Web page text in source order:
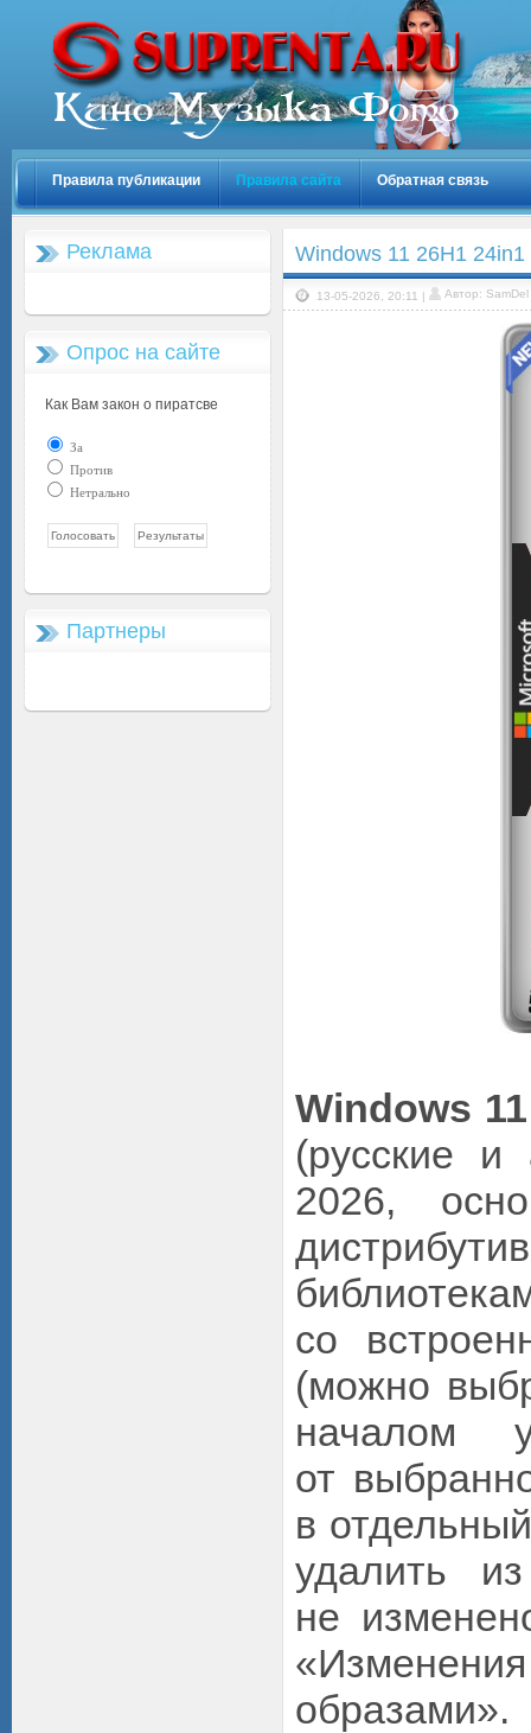
Правила публикации Правила сайта Обратная связь
Реклама
Опрос на сайте
Как Вам закон о пиратсве
За
Против
Нетрально
Партнеры
Windows 11 26H1
13-05-2026, 20:11 | Автор: SamDel
Windows
(русские и
2026,
со
(можно
началом
от
в
удалить
не
образами».